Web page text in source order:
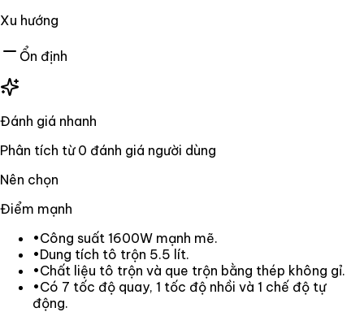
Xu hướng
Ổn định
Đánh giá nhanh
Phân tích từ 0 đánh giá người dùng
Nên chọn
Điểm mạnh
•Công suất 1600W mạnh mẽ.
•Dung tích tô trộn 5.5 lít.
•Chất liệu tô trộn và que trộn bằng thép không gỉ.
•Có 7 tốc độ quay, 1 tốc độ nhồi và 1 chế độ tự
động.